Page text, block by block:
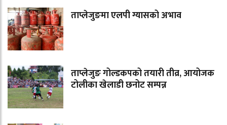
ताप्लेजुङमा एलपी ग्यासको अभाव
ताप्लेजुङ गोल्डकपको तयारी तीव्र, आयोजक
टोलीका खेलाडी छनोट सम्पन्न